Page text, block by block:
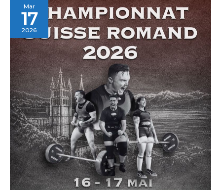
Mar
17
2026
Championnat
Suisse
Romand
2026